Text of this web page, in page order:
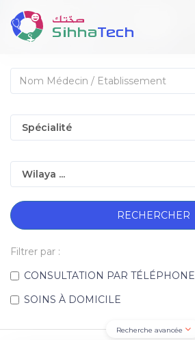
RECHERCHER
Filtrer par :
CONSULTATION PAR TÉLÉPHONE
SOINS À DOMICILE
Recherche avancée